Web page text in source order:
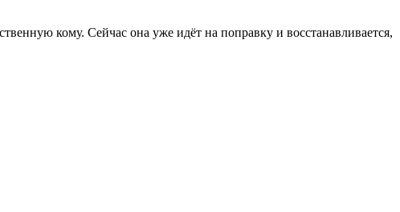
кому. Сейчас она уже идёт на поправку и восстанавливается,